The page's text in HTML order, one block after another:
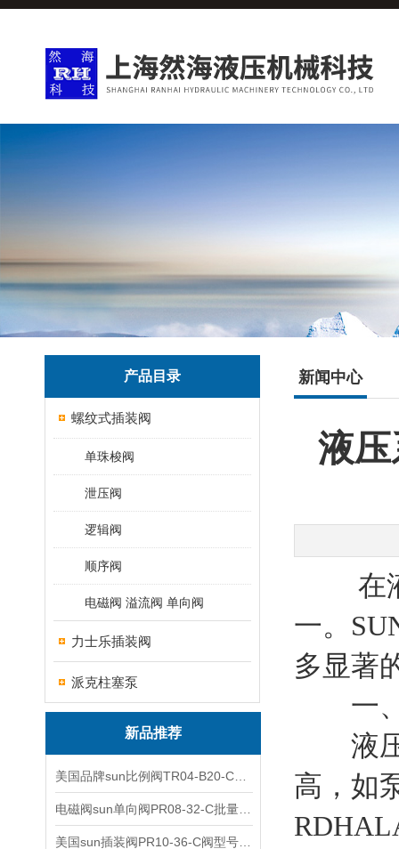
产品目录
螺纹式插装阀
单珠梭阀
泄压阀
逻辑阀
顺序阀
电磁阀 溢流阀 单向阀
力士乐插装阀
派克柱塞泵
新品推荐
新闻中心
液
在液
一。
多显著
一、
液压
高，如